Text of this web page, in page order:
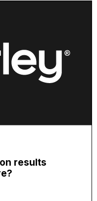
results